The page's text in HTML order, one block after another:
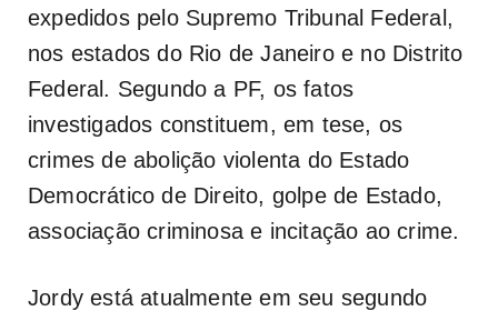
expedidos pelo Supremo Tribunal Federal,
nos estados do Rio de Janeiro e no Distrito
Federal. Segundo a PF, os fatos
investigados constituem, em tese, os
crimes de abolição violenta do Estado
Democrático de Direito, golpe de Estado,
associação criminosa e incitação ao crime.
Jordy está atualmente em seu segundo